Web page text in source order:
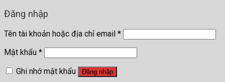
Đăng nhập
Tên tài khoản hoặc địa chỉ email *
Mật khẩu *
Ghi nhớ mật khẩu
Đăng nhập